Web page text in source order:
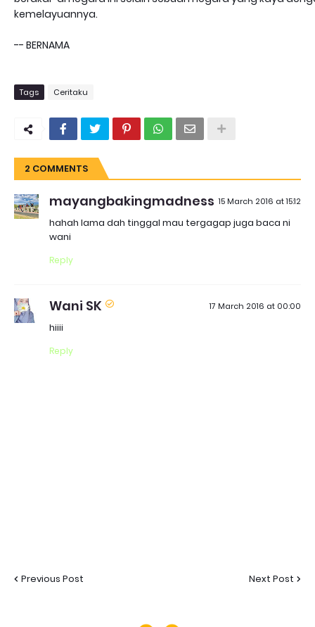
kemelayuannya.
-- BERNAMA
Tags Ceritaku
2 COMMENTS
mayangbakingmadness 15 March 2016 at 15:12
hahah lama dah tinggal mau tergagap juga baca ni
wani
Reply
Wani SK 17 March 2016 at 00:00
hiiii
Reply
Previous Post Next Post